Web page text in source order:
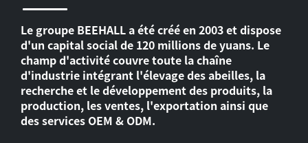
Le groupe BEEHALL a été créé en 2003 et dispose
d'un capital social de 120 millions de yuans. Le
champ d'activité couvre toute la chaîne
d'industrie intégrant l'élevage des abeilles, la
recherche et le développement des produits, la
production, les ventes, l'exportation ainsi que
des services OEM & ODM.